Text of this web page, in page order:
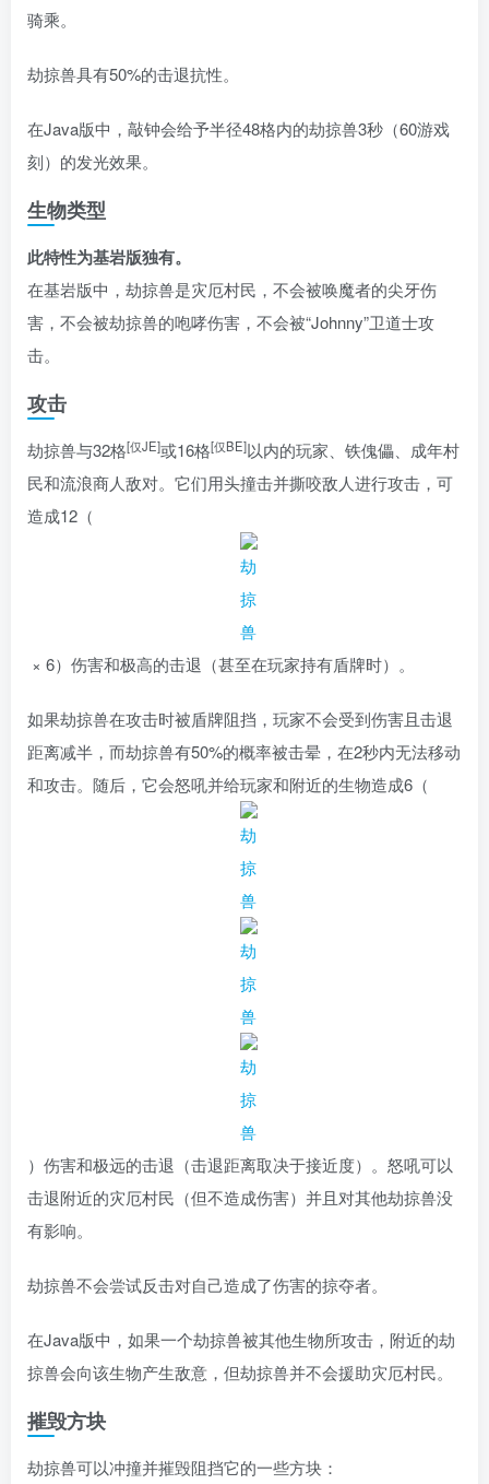
骑乘。
劫掠兽具有50%的击退抗性。
在Java版中，敲钟会给予半径48格内的劫掠兽3秒（60游戏
刻）的发光效果。
生物类型
此特性为基岩版独有。
在基岩版中，劫掠兽是灾厄村民，不会被唤魔者的尖牙伤
害，不会被劫掠兽的咆哮伤害，不会被“Johnny”卫道士攻
击。
攻击
劫掠兽与32格[仅JE]或16格[仅BE]以内的玩家、铁傀儡、成年村
民和流浪商人敌对。它们用头撞击并撕咬敌人进行攻击，可
造成12（
× 6） 伤害和极高的击退（甚至在玩家持有盾牌时）。
如果劫掠兽在攻击时被盾牌阻挡，玩家不会受到伤害且击退
距离减半，而劫掠兽有50%的概率被击晕，在2秒内无法移动
和攻击。随后，它会怒吼并给玩家和附近的生物造成6（
） 伤害和极远的击退（击退距离取决于接近度）。怒吼可以
击退附近的灾厄村民（但不造成伤害）并且对其他劫掠兽没
有影响。
劫掠兽不会尝试反击对自己造成了伤害的掠夺者。
在Java版中，如果一个劫掠兽被其他生物所攻击，附近的劫
掠兽会向该生物产生敌意，但劫掠兽并不会援助灾厄村民。
摧毁方块
劫掠兽可以冲撞并摧毁阻挡它的一些方块：